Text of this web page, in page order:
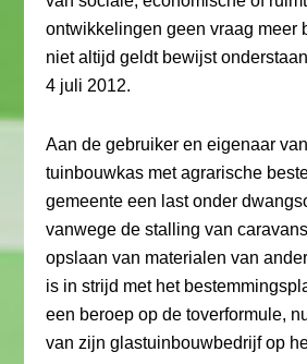
ontwikkelingen geen vraag meer
niet altijd geldt bewijst
4 juli 2012.
Aan de gebruiker en eigenaar
tuinbouwkas met agrarische
gemeente een last onder
vanwege de stalling van
opslaan van materialen van
is in strijd met het
een beroep op de toverformule,
van zijn glastuinbouwbedrijf op